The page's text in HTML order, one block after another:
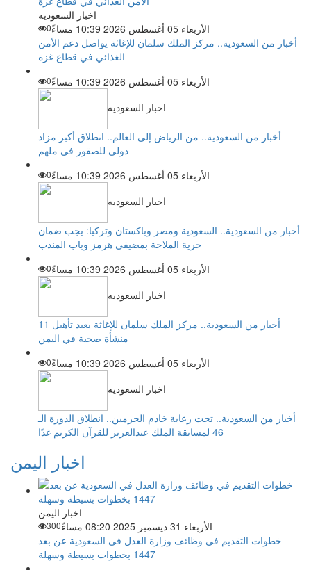
اخبار السعوديه
الأربعاء 05 أغسطس 2026 10:39 مساءً
0
أخبار من السعودية.. مركز الملك سلمان للإغاثة يواصل دعم الأمن
الغذائي في قطاع غزة
الأربعاء 05 أغسطس 2026 10:39 مساءً
0
اخبار السعوديه
أخبار من السعودية.. من الرياض إلى العالم.. انطلاق أكبر مزاد
دولي للصقور في ملهم
الأربعاء 05 أغسطس 2026 10:39 مساءً
0
اخبار السعوديه
أخبار من السعودية.. السعودية ومصر وباكستان وتركيا: يجب ضمان
حرية الملاحة بمضيقي هرمز وباب المندب
الأربعاء 05 أغسطس 2026 10:39 مساءً
0
اخبار السعوديه
أخبار من السعودية.. مركز الملك سلمان للإغاثة يعيد تأهيل 11
منشأة صحية في اليمن
الأربعاء 05 أغسطس 2026 10:39 مساءً
0
اخبار السعوديه
أخبار من السعودية.. تحت رعاية خادم الحرمين.. انطلاق الدورة الـ
46 لمسابقة الملك عبدالعزيز للقرآن الكريم غدًا
اخبار اليمن
اخبار اليمن
الأربعاء 31 ديسمبر 2025 08:20 مساءً
300
خطوات التقديم في وظائف وزارة العدل في السعودية عن بعد
1447 بخطوات بسيطة وسهلة